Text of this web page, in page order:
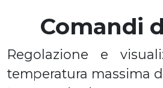
Comandi
Regolazione e
temperatura massima